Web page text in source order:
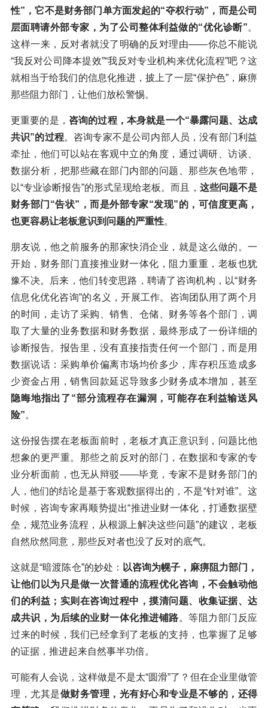
性”，它不是财务部门单方面发起的“夺权行动”，而是公司
层面聘请外部专家，为了公司整体利益做的“优化诊断”。
这样一来，反对者就没了明确的反对理由——你总不能说
“我反对公司降本提效”“我反对专业机构来优化流程”吧？这
就相当于给我们的信息化推进，披上了一层“保护色”，麻痹
那些阻力部门，让他们放松警惕。
更重要的是， 咨询的过程，本身就是一个“暴露问题、达成
共识”的过程。咨询专家不是公司内部人员，没有部门利益
牵扯，他们可以站在客观中立的角度，通过调研、访谈、
数据分析，把那些藏在部门内部的问题、那些灰色地带，
以“专业诊断报告”的形式呈现给老板。而且， 这些问题不是
财务部门“告状”，而是外部专家“发现”的，可信度更高，
也更容易让老板意识到问题的严重性。
朋友说，他之前服务的那家快消企业，就是这么做的。一
开始，财务部门直接推业财一体化，阻力重重，老板也犹
豫不决。后来，他们转变思路，聘请了咨询机构，以“财务
信息化优化咨询”的名义，开展工作。咨询团队用了两个月
的时间，走访了采购、销售、仓储、财务等各个部门，调
取了大量的业务数据和财务数据，最终形成了一份详细的
诊断报告。报告里，没有直接指责任何一个部门，而是用
数据说话：采购单价偏离市场均价多少，库存积压造成多
少资金占用，销售回款延迟导致多少财务成本增加，甚至
隐晦地指出了“部分流程存在漏洞，可能存在利益输送风
险”。
这份报告摆在老板面前时，老板才真正意识到，问题比他
想象的更严重。那些之前反对的部门，在数据和专家的专
业分析面前，也无从辩驳——毕竟，专家不是财务部门的
人，他们的结论是基于客观数据得出的，不是“针对谁”。这
时候，咨询专家再顺势提出“推进业财一体化，打通数据壁
垒，规范业务流程，从根源上解决这些问题”的建议，老板
自然欣然同意，那些反对者也没了反对的底气。
这就是“暗渡陈仓”的妙处： 以咨询为幌子，麻痹阻力部门，
让他们以为只是做一次普通的流程优化咨询，不会触动他
们的利益；实则在咨询过程中，摸清问题、收集证据、达
成共识，为后续的业财一体化推进铺路。等阻力部门反应
过来的时候，我们已经拿到了老板的支持，也掌握了足够
的证据，推进起来自然事半功倍。
可能有人会说，这样做是不是太“圆滑”了？但在企业里做管
理，尤其是做财务管理，光有好心和专业是不够的，还得